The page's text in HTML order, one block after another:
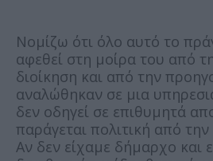
Νομίζω ότι όλο αυτό το
αφεθεί στη μοίρα του από
διοίκηση και από την
αναλώθηκαν σε μια
δεν οδηγεί σε επιθυμητά
παράγεται πολιτική από
Αν δεν είχαμε δήμαρχο και